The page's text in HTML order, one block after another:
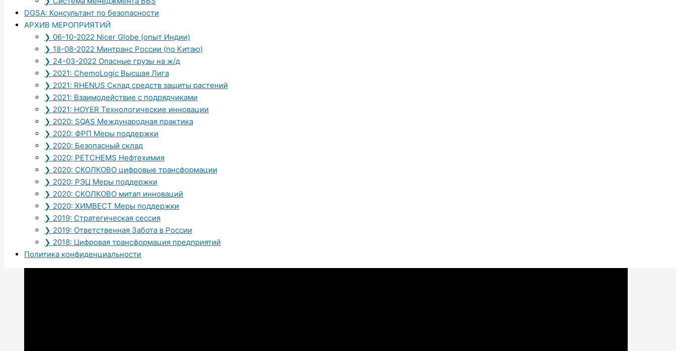
DGSA: Консультант по безопасности
АРХИВ МЕРОПРИЯТИЙ
❯ 06-10-2022 Nicer Globe (опыт Индии)
❯ 18-08-2022 Минтранс России (по Китаю)
❯ 24-03-2022 Опасные грузы на ж/д
❯ 2021: ChemoLogic Высшая Лига
❯ 2021: RHENUS Склад средств защиты растений
❯ 2021: Взаимодействие с подрядчиками
❯ 2021: HOYER Технологические инновации
❯ 2020: SQAS Международная практика
❯ 2020: ФРП Меры поддержки
❯ 2020: Безопасный склад
❯ 2020: PETCHEMS Нефтехимия
❯ 2020: СКОЛКОВО цифровые трансформации
❯ 2020: РЭЦ Меры поддержки
❯ 2020: СКОЛКОВО митап инноваций
❯ 2020: ХИМВЕСТ Меры поддержки
❯ 2019: Стратегическая сессия
❯ 2019: Ответственная Забота в России
❯ 2018: Цифровая трансформация предприятий
Политика конфиденциальности
Где взятьSQAS сертификат
Российский Экспортный Центр. Инструменты поддержки для экспортеров